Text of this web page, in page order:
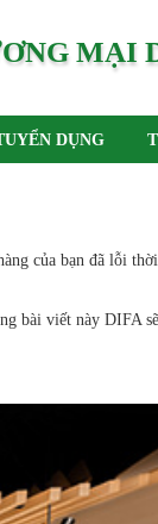
MẠI
DỤNG
của bạn đã lỗi
bài viết này DIFA